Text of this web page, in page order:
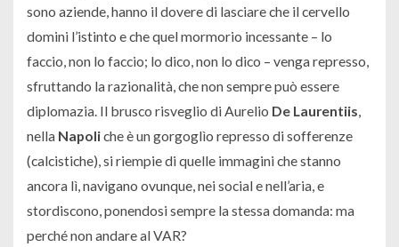
sono aziende, hanno il dovere di lasciare che il cervello
domini l’istinto e che quel mormorio incessante – lo
faccio, non lo faccio; lo dico, non lo dico – venga represso,
sfruttando la razionalità, che non sempre può essere
diplomazia. Il brusco risveglio di Aurelio De Laurentiis
nella Napoliche è un gorgoglìo represso di sofferenze
(calcistiche), si riempie di quelle immagini che stanno
ancora lì, navigano ovunque, nei social e nell’aria, e
stordiscono, ponendosi sempre la stessa domanda: ma
perché non andare al VAR?